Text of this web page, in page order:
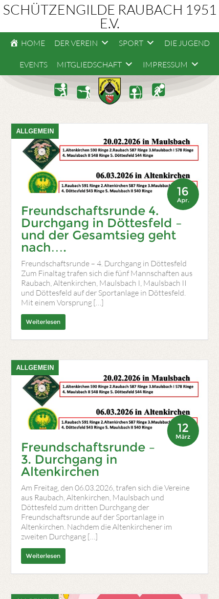
SCHÜTZENGILDE RAUBACH 1951
E.V.
HOME DER VEREIN SPORT DIE JUGEND
EVENTS MITGLIEDSCHAFT IMPRESSUM
ALLGEMEIN
16
Apr.
Freundschaftsrunde 4.
Durchgang in Döttesfeld –
und der Gesamtsieg geht
nach….
Freundschaftsrunde – 4. Durchgang in Döttesfeld
Zum Finaltag trafen sich die fünf Mannschaften aus
Raubach, Altenkirchen, Maulsbach I, Maulsbach II
und Döttesfeld auf der Sportanlage in Döttesfeld.
Mit einem Vorsprung […]
Weiterlesen
ALLGEMEIN
12
März
Freundschaftsrunde –
3. Durchgang in
Altenkirchen
Am Freitag, den 06.03.2026, trafen sich die Vereine
aus Raubach, Altenkirchen, Maulsbach und
Döttesfeld zum dritten Durchgang der
Freundschaftsrunde auf der Sportanlage in
Altenkirchen. Nachdem die Altenkirchener im
zweiten Durchgang […]
Weiterlesen